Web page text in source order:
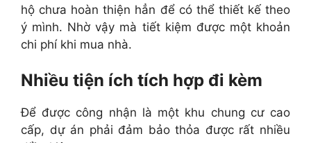
hộ chưa hoàn thiện hẳn để có thể thiết kế theo
ý mình. Nhờ vậy mà tiết kiệm được một khoản
chi phí khi mua nhà.
Nhiều tiện ích tích hợp đi kèm
Để được công nhận là một khu chung cư cao
cấp, dự án phải đảm bảo thỏa được rất nhiều